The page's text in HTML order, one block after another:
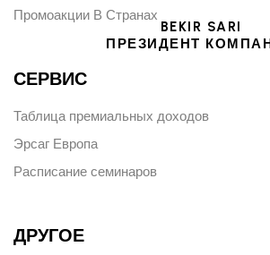
BEKIR SARI
ПРЕЗИДЕНТ
Промоакции В Странах
СЕРВИС
Таблица премиальных доходов
Эрсаг Европа
Расписание семинаров
ДРУГОЕ